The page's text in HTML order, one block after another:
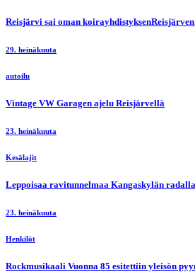
Reisjärvi sai oman
29. heinäkuuta
autoilu
Vintage VW Garagen ajelu Reisjärvellä
23. heinäkuuta
Kesälajit
Leppoisaa ravitunnelmaa Kangaskylän
23. heinäkuuta
Henkilöt
Rockmusikaali Vuonna 85 esitettiin yleisön